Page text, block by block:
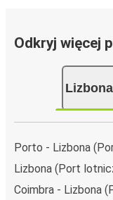
Podróż na
Bragança
Trasa Lizbona
wygodna z
dziennie.
i może zająć
Podróż autobusem
niż podróż
nad tym, by jeszcze
Odkryj więcej
Porto - Lizbona
Lizbona (Port
Coimbra - Lizbona